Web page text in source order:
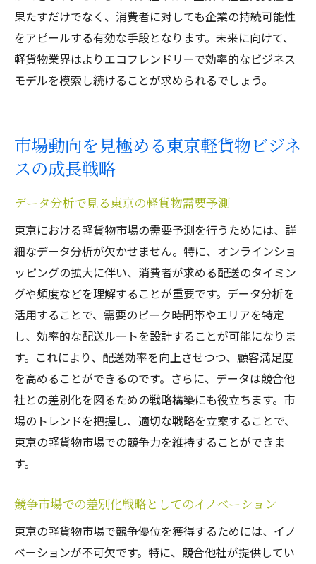
果たすだけでなく、消費者に対しても企業の持続可能性
をアピールする有効な手段となります。未来に向けて、
軽貨物業界はよりエコフレンドリーで効率的なビジネス
モデルを模索し続けることが求められるでしょう。
市場動向を見極める東京軽貨物ビジネ
スの成長戦略
データ分析で見る東京の軽貨物需要予測
東京における軽貨物市場の需要予測を行うためには、詳
細なデータ分析が欠かせません。特に、オンラインショ
ッピングの拡大に伴い、消費者が求める配送のタイミン
グや頻度などを理解することが重要です。データ分析を
活用することで、需要のピーク時間帯やエリアを特定
し、効率的な配送ルートを設計することが可能になりま
す。これにより、配送効率を向上させつつ、顧客満足度
を高めることができるのです。さらに、データは競合他
社との差別化を図るための戦略構築にも役立ちます。市
場のトレンドを把握し、適切な戦略を立案することで、
東京の軽貨物市場での競争力を維持することができま
す。
競争市場での差別化戦略としてのイノベーション
東京の軽貨物市場で競争優位を獲得するためには、イノ
ベーションが不可欠です。特に、競合他社が提供してい